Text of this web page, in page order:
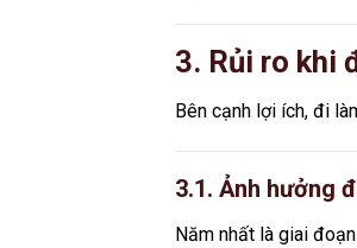
3. Rủi ro khi
Bên cạnh lợi ích, đi
3.1. Ảnh hưởng
Năm nhất là giai